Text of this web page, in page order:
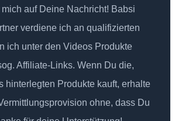
auf Deine Nachricht! Babsi
verdiene ich an qualifizierten
ich unter den Videos Produkte
Affiliate-Links. Wenn Du die,
hinterlegten Produkte kauft, erhalte
ohne, dass Du